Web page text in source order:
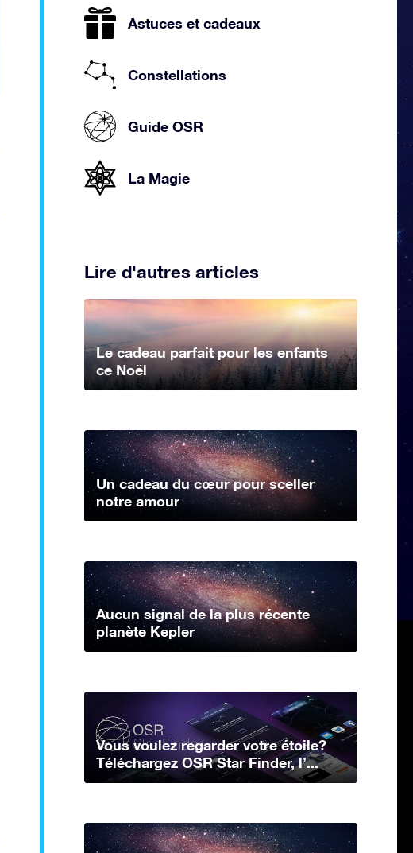
Astuces et cadeaux
Constellations
Guide OSR
La Magie
Lire d'autres articles
Le cadeau parfait pour les enfants
ce Noël
Un cadeau du cœur pour sceller
notre amour
Aucun signal de la plus récente
planète Kepler
Vous voulez regarder votre étoile?
Téléchargez OSR Star Finder, l’...